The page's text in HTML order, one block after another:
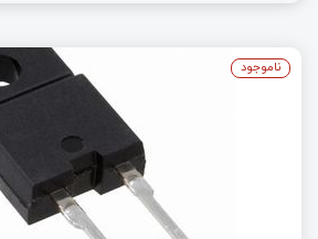
ناموجود